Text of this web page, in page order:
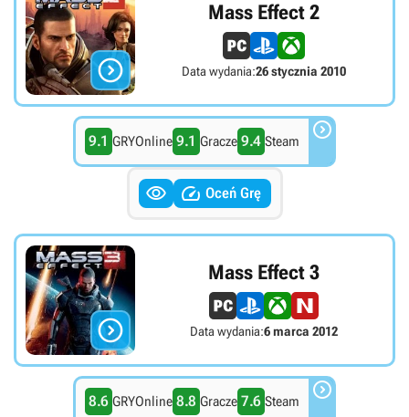

Mass Effect 2
Data wydania:26 stycznia 2010
9.1 GRYOnline 9.1 Gracze 9.4 Steam 
  Oceń Grę

Mass Effect 3
Data wydania:6 marca 2012
8.6 GRYOnline 8.8 Gracze 7.6 Steam 